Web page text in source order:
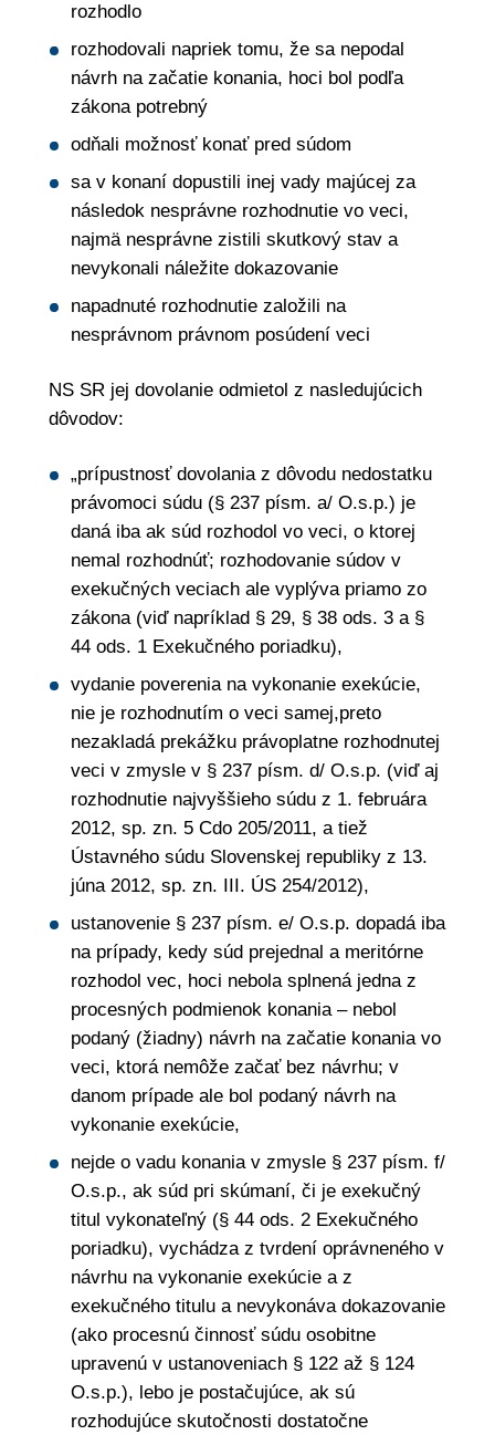
rozhodlo
rozhodovali napriek tomu, že sa nepodal
návrh na začatie konania, hoci bol podľa
zákona potrebný
odňali možnosť konať pred súdom
sa v konaní dopustili inej vady majúcej za
následok nesprávne rozhodnutie vo veci,
najmä nesprávne zistili skutkový stav a
nevykonali náležite dokazovanie
napadnuté rozhodnutie založili na
nesprávnom právnom posúdení veci
NS SR jej dovolanie odmietol z nasledujúcich
„prípustnosť dovolania z dôvodu nedostatku
právomoci súdu (§ 237 písm. a/ O.s.p.) je
daná iba ak súd rozhodol vo veci, o ktorej
nemal rozhodnúť; rozhodovanie súdov v
exekučných veciach ale vyplýva priamo zo
zákona (viď napríklad § 29, § 38 ods. 3 a §
44 ods. 1 Exekučného poriadku),
vydanie poverenia na vykonanie exekúcie,
nie je rozhodnutím o veci samej,preto
nezakladá prekážku právoplatne rozhodnutej
veci v zmysle v § 237 písm. d/ O.s.p. (viď aj
rozhodnutie najvyššieho súdu z 1. februára
2012, sp. zn. 5 Cdo 205/2011, a tiež
Ústavného súdu Slovenskej republiky z 13.
júna 2012, sp. zn. III. ÚS 254/2012),
ustanovenie § 237 písm. e/ O.s.p. dopadá iba
na prípady, kedy súd prejednal a meritórne
rozhodol vec, hoci nebola splnená jedna z
procesných podmienok konania – nebol
podaný (žiadny) návrh na začatie konania vo
veci, ktorá nemôže začať bez návrhu; v
danom prípade ale bol podaný návrh na
vykonanie exekúcie,
nejde o vadu konania v zmysle § 237 písm. f/
O.s.p., ak súd pri skúmaní, či je exekučný
titul vykonateľný (§ 44 ods. 2 Exekučného
poriadku), vychádza z tvrdení oprávneného v
návrhu na vykonanie exekúcie a z
exekučného titulu a nevykonáva dokazovanie
(ako procesnú činnosť súdu osobitne
upravenú v ustanoveniach § 122 až § 124
O.s.p.), lebo je postačujúce, ak sú
rozhodujúce skutočnosti dostatočne